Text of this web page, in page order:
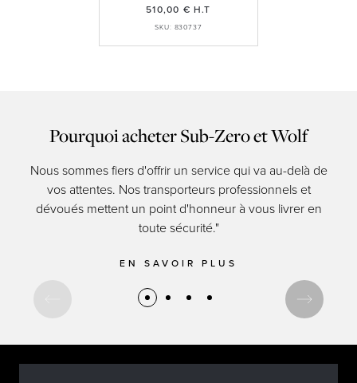
510,00 €H.T
SKU: 830737
Pourquoi acheter Sub-Zero et Wolf
Nous sommes fiers d'offrir un service qui va au-delà de
vos attentes. Nos transporteurs professionnels et
dévoués mettent un point d'honneur à vous livrer en
toute sécurité."
EN SAVOIR PLUS